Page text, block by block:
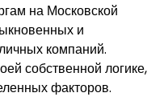
на Московской
и
компаний.
собственной логике,
факторов.